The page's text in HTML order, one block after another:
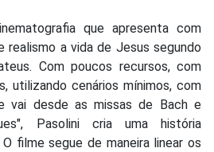
que apresenta com
realismo a vida de Jesus segundo
Com poucos recursos, com
utilizando cenários mínimos, com
vai desde as missas de Bach e
Pasolini cria uma história
filme segue de maneira linear os